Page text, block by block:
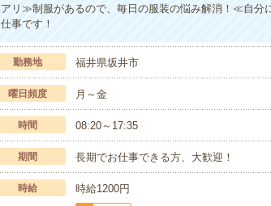
アリ≫制服があるので、毎日の服装の悩み解消！≪自分
仕事です！
勤務地 福井県坂井市
曜日頻度 月～金
時間 08:20～17:35
期間 長期でお仕事できる方、大歓迎！
時給 時給1200円